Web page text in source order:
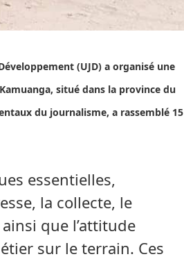
(UJD) a organisé une
situé dans la province du
du journalisme, a rassemblé 15
essentielles,
la collecte, le
que l’attitude
sur le terrain. Ces